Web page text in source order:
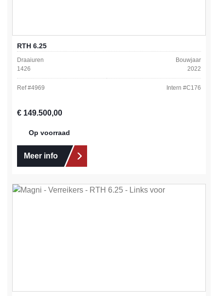
RTH 6.25
Draaiuren
1426
Bouwjaar
2022
Ref #4969 Intern #C176
Normale prijs:
€ 149.500,00
Op voorraad
Meer info